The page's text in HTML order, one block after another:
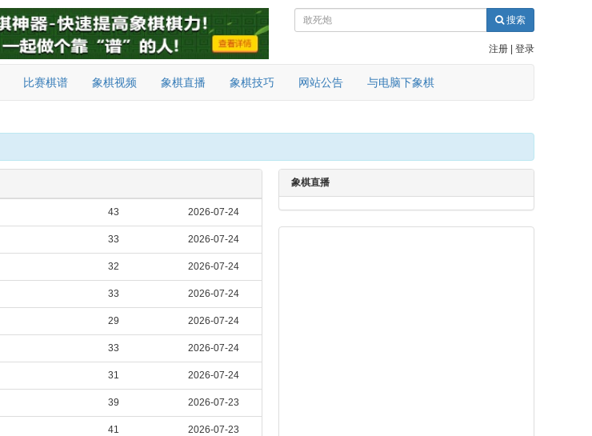
搜索
注册 登录
比赛棋谱 象棋视频 象棋直播 象棋技巧 网站公告 与电脑下象棋
43 2026-07-24
33 2026-07-24
32 2026-07-24
33 2026-07-24
29 2026-07-24
33 2026-07-24
31 2026-07-24
39 2026-07-23
41 2026-07-23
象棋直播